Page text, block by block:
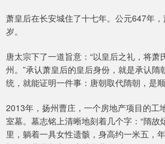
萧皇后在长安城住了十七年。公元647年
岁。
唐太宗下了一道旨意：“以皇后之礼，将萧
州。”承认萧皇后的皇后身份，就是承认隋
统，就能证明一件事：唐朝取代隋朝，是
2013年，扬州曹庄，一个房地产项目的工
室墓。墓志铭上清晰地刻着几个字：“隋故
里，躺着一具女性遗骸，身高约一米五，